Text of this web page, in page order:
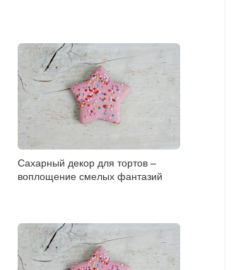
Сахарный декор для тортов –
воплощение смелых фантазий